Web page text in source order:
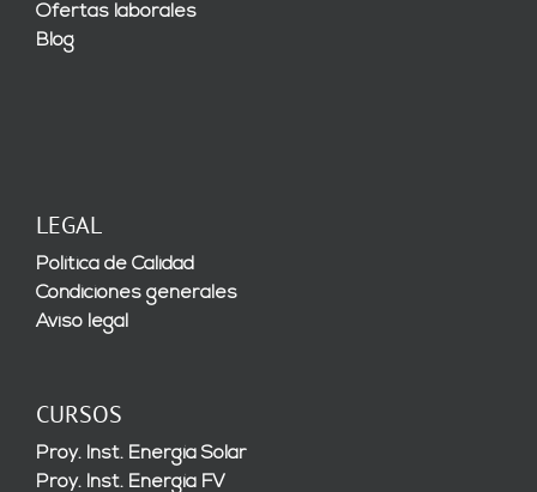
Ofertas laborales
Blog
LEGAL
Política de Calidad
Condiciones generales
Aviso legal
CURSOS
Proy. Inst. Energía Solar
Proy. Inst. Energía FV